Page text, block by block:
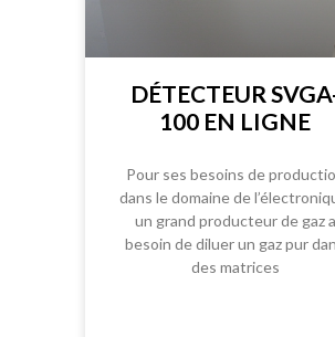
DÉTECTEUR
100 EN LIGNE
Pour ses besoins de
dans le domaine de
un grand producteur de gaz a
besoin de diluer un gaz pur
des matrices